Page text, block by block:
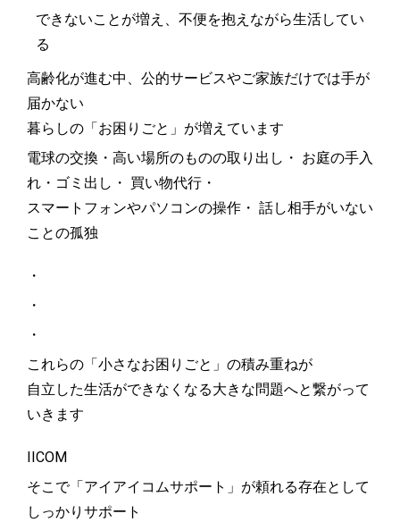
できないことが増え、不便を抱えながら生活してい
る
高齢化が進む中、公的サービスやご家族だけでは手が
届かない
暮らしの「お困りごと」が増えています
電球の交換・高い場所のものの取り出し・ お庭の手入
れ・ゴミ出し・ 買い物代行・
スマートフォンやパソコンの操作・ 話し相手がいない
ことの孤独
・
・
・
これらの「小さなお困りごと」の積み重ねが
自立した生活ができなくなる大きな問題へと繋がって
いきます
IICOM
そこで「アイアイコムサポート」が頼れる存在として
しっかりサポート